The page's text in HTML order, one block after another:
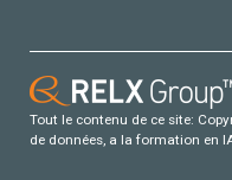
Tout le contenu de ce site:
de données, a la formation en